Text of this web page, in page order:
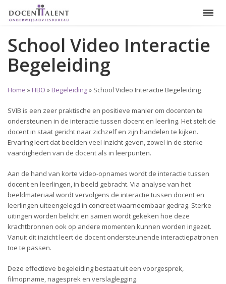
School Video Interactie
Begeleiding
Home » HBO » Begeleiding» School Video Interactie Begeleiding
SVIB is een zeer praktische en positieve manier om docenten te
ondersteunen in de interactie tussen docent en leerling. Het stelt de
docent in staat gericht naar zichzelf en zijn handelen te kijken.
Ervaring leert dat beelden veel inzicht geven, zowel in de sterke
vaardigheden van de docent als in leerpunten.
Aan de hand van korte video-opnames wordt de interactie tussen
docent en leerlingen, in beeld gebracht. Via analyse van het
beeldmateriaal wordt vervolgens de interactie tussen docent en
leerlingen uiteengelegd in concreet waarneembaar gedrag. Sterke
uitingen worden belicht en samen wordt gekeken hoe deze
krachtbronnen ook op andere momenten kunnen worden ingezet.
Vanuit dit inzicht leert de docent ondersteunende interactiepatronen
toe te passen.
Deze effectieve begeleiding bestaat uit een voorgesprek,
filmopname, nagesprek en verslaglegging.